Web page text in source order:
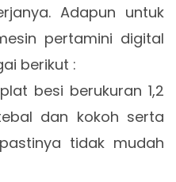
Adapun untuk
pertamini digital
berikut :
besi berukuran 1,2
dan kokoh serta
tidak mudah